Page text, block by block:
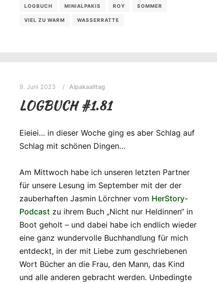
LOGBUCH MINIALPAKIS ROY SOMMER
VIEL ZU WARM WASSERRATTE
9. Juni 2023 Alpakaalltag
LOGBUCH #1.81
Eieiei… in dieser Woche ging es aber Schlag auf
Schlag mit schönen Dingen…
Am Mittwoch habe ich unseren letzten Partner
für unsere Lesung im September mit der der
zauberhaften Jasmin Lörchner vom HerStory-
Podcast zu ihrem Buch „Nicht nur Heldinnen“ in
Boot geholt – und dabei habe ich endlich wieder
eine ganz wundervolle Buchhandlung für mich
entdeckt, in der mit Liebe zum geschriebenen
Wort Bücher an die Frau, den Mann, das Kind
und alle anderen gebracht werden. Unbedingte